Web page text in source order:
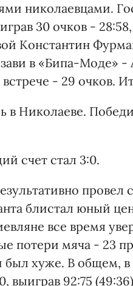
николаевцами.
30 очков -
Константин
в «Бипа-Моде»
- 29 очков.
в Николаеве.
счет стал 3:0.
провел
блистал юный
все время
потери мяча - 23
был хуже. В общем,
выиграв 92:75